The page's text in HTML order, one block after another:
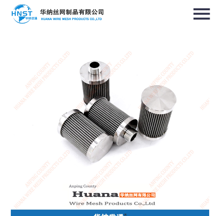
选择国家／地区
亚洲
中华人民共和国
North & South America
USA / English
Canada / English